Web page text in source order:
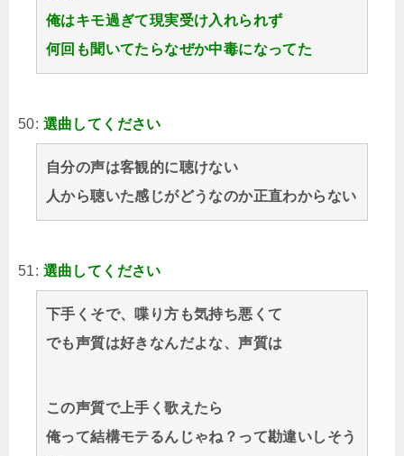
俺はキモ過ぎて現実受け入れられず
何回も聞いてたらなぜか中毒になってた
50: 選曲してください
自分の声は客観的に聴けない
人から聴いた感じがどうなのか正直わからない
51: 選曲してください
下手くそで、喋り方も気持ち悪くて
でも声質は好きなんだよな、声質は
この声質で上手く歌えたら
俺って結構モテるんじゃね？って勘違いしそう